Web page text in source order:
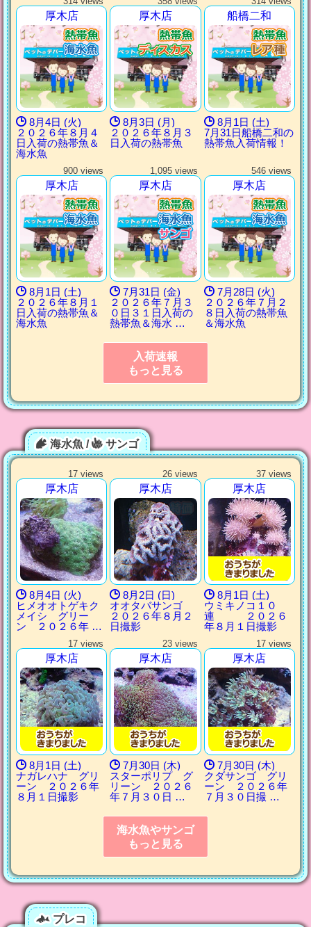
厚木店
8月4日 (火)
２０２６年８月４
日入荷の熱帯魚＆
海水魚
厚木店
8月3日 (月)
２０２６年８月３
日入荷の熱帯魚
船橋二和
8月1日 (土)
7月31日船橋二和の
熱帯魚入荷情報！
900 views
厚木店
8月1日 (土)
２０２６年８月１
日入荷の熱帯魚＆
海水魚
1,095 views
厚木店
7月31日 (金)
２０２６年７月３
０日３１日入荷の
熱帯魚＆海水 …
546 views
厚木店
7月28日 (火)
２０２６年７月２
８日入荷の熱帯魚
＆海水魚
入荷速報
もっと見る
海水魚 / サンゴ
17 views
厚木店
8月4日 (火)
ヒメオオトゲキク
メイシ グリー
ン ２０２６年 …
26 views
厚木店
8月2日 (日)
オオタバサンゴ
２０２６年８月２
日撮影
37 views
厚木店
8月1日 (土)
ウミキノコ１０
連 ２０２６
年８月１日撮影
17 views
厚木店
8月1日 (土)
ナガレハナ グリ
ーン ２０２６年
８月１日撮影
23 views
厚木店
7月30日 (木)
スターポリプ グ
リーン ２０２６
年７月３０日 …
17 views
厚木店
7月30日 (木)
クダサンゴ グリ
ーン ２０２６年
７月３０日撮 …
海水魚やサンゴ
もっと見る
プレコ